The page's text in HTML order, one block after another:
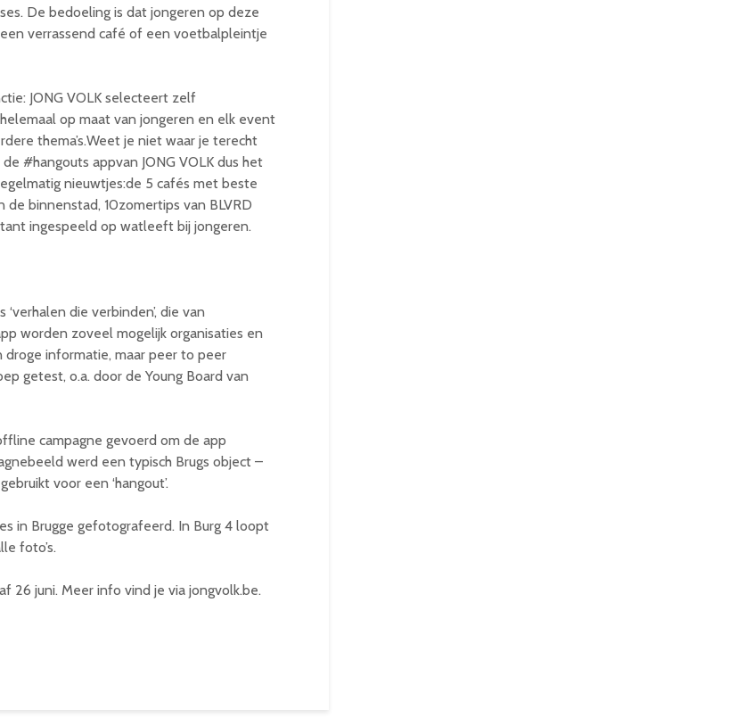
De bedoeling is dat jongeren op deze
verrassend café of een voetbalpleintje
JONG VOLK selecteert zelf
op maat van jongeren en elk event
thema’s.Weet je niet waar je terecht
#hangouts appvan JONG VOLK dus het
nieuwtjes:de 5 cafés met beste
binnenstad, 10zomertips van BLVRD
ingespeeld op watleeft bij jongeren.
die verbinden’, die van
worden zoveel mogelijk organisaties en
informatie, maar peer to peer
getest, o.a. door de Young Board van
campagne gevoerd om de app
werd een typisch Brugs object –
voor een ‘hangout’.
in Brugge gefotografeerd. In Burg 4 loopt
foto’s.
26 juni. Meer info vind je via jongvolk.be.